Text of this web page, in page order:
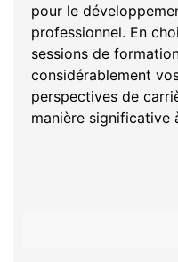
pour le
professionnel. En
sessions de
considérablement
perspectives de
manière significative